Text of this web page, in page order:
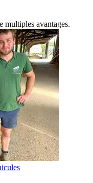
multiples avantages.